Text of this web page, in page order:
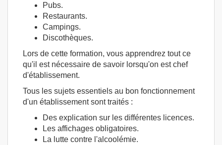
Pubs.
Restaurants.
Campings.
Discothèques.
Lors de cette formation, vous apprendrez tout ce
qu'il est nécessaire de savoir lorsqu'on est chef
d'établissement.
Tous les sujets essentiels au bon fonctionnement
d'un établissement sont traités :
Des explication sur les différentes licences.
Les affichages obligatoires.
La lutte contre l'alcoolémie.